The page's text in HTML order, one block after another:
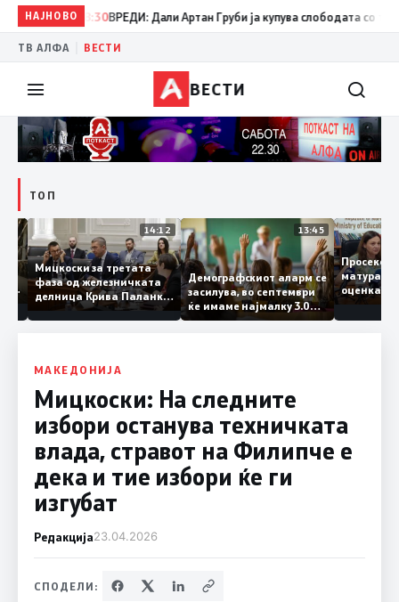
НАЈНОВО
08:30 ВРЕДИ: Дали Артан Груби ја купува слободата со тајните
ТВ АЛФА ВЕСТИ
ВЕСТИ
ТОП
15:20
Во
14:12
Мицкоски за третата
фаза од железничката
делница Крива Паланка
– Деве Баир: Проектот
нема да заврши на
целина
13:45
Демографскиот аларм се
засилува, во септември
ќе имаме најмалку 3.000
првачиња помалку
матура
МАКЕДОНИЈА
Мицкоски: На следните
избори останува техничката
влада, стравот на Филипче е
дека и тие избори ќе ги
изгубат
Редакција23.04.2026
СПОДЕЛИ: